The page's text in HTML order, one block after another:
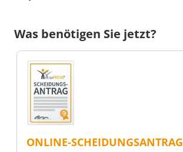
Was benötigen Sie jetzt?
ONLINE-SCHEIDUNGSANTRAG